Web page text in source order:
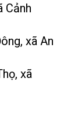
Cảnh
xã An
xã